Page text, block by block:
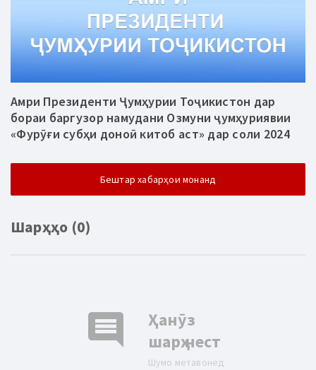
Амри Президенти Ҷумҳурии Тоҷикистон дар
бораи баргузор намудани Озмуни ҷумҳуриявии
«Фурӯғи субҳи доноӣ китоб аст» дар соли 2024
Бештар хабарҳои монанд
Шарҳҳо (0)
comment
Ҳанӯз
шарҳ нест
Шумо метавонед